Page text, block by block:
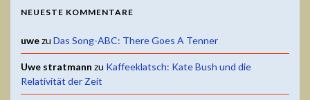
NEUESTE KOMMENTARE
uwezu Das Song-ABC: There Goes A Tenner
Uwe stratmann zu Kaffeeklatsch: Kate Bush und die
Relativität der Zeit